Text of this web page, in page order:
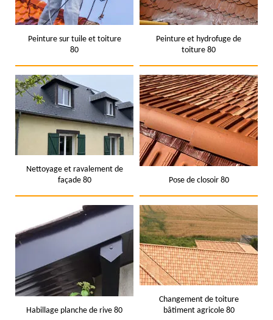
Peinture sur tuile et toiture
80
Peinture et hydrofuge de
toiture 80
Nettoyage et ravalement de
façade 80
Pose de closoir 80
Habillage planche de rive 80
Changement de toiture
bâtiment agricole 80